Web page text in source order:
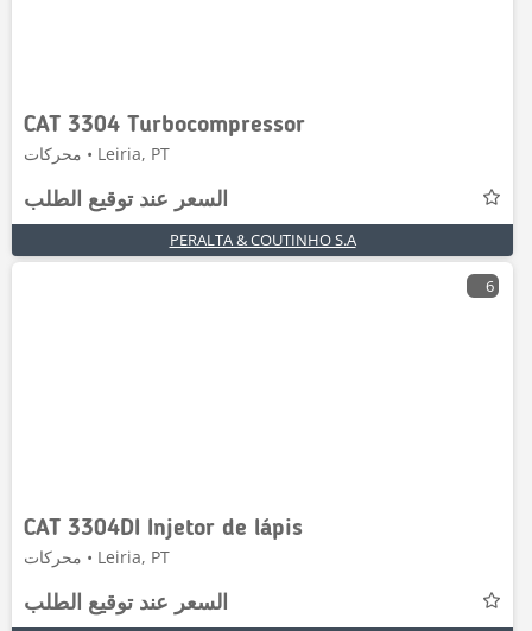
CAT 3304 Turbocompressor
محركات • Leiria, PT
السعر عند توقيع الطلب
PERALTA & COUTINHO S.A
6
CAT 3304DI Injetor de lápis
محركات • Leiria, PT
السعر عند توقيع الطلب